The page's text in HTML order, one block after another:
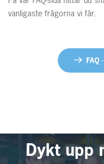
vanligaste frågorna vi får.
FAQ
Dykt upp